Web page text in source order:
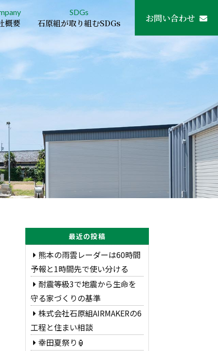
概要
SDGs
石原組が取り組むSDGs お問い合わせ
最近の投稿
熊本の雨雲レーダーは60時間
予報と1時間先で使い分ける
耐震等級3で地震から生命を
守る家づくりの基準
株式会社石原組AIRMAKERの6
工程と住まい相談
幸田夏祭り🏮